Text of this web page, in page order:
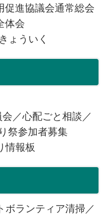
促進協議会通常総会
体会
ういく
心配ごと相談／
祭参加者募集
報板
ランティア清掃／